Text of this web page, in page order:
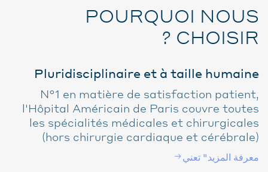
POURQUOI NOUS
CHOISIR ?
Pluridisciplinaire et à taille humaine
N°1 en matière de satisfaction patient,
l'Hôpital Américain de Paris couvre toutes
les spécialités médicales et chirurgicales
(hors chirurgie cardiaque et cérébrale)
معرفة المزيد" تعني